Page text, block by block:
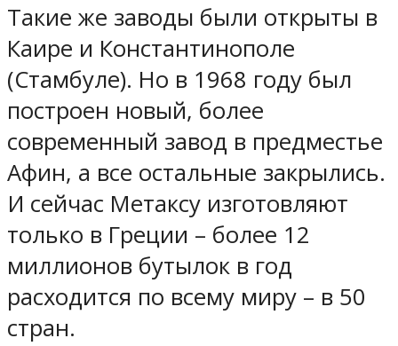
Такие же заводы были открыты в
Каире и Константинополе
(Стамбуле). Но в 1968 году был
построен новый, более
современный завод в предместье
Афин, а все остальные закрылись.
И сейчас Метаксу изготовляют
только в Греции – более 12
миллионов бутылок в год
расходится по всему миру – в 50
стран.